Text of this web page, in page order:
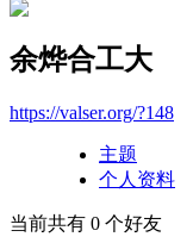
余烨合工大
https://valser.org/?148
主题
个人资料
当前共有 0 个好友